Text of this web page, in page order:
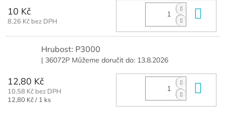
10 Kč
8,26 Kč bez DPH
Hrubost: P3000
| 36072P Můžeme doručit do: 13.8.2026
12,80 Kč
10,58 Kč bez DPH
Měrná
12,80 Kč / 1 ks